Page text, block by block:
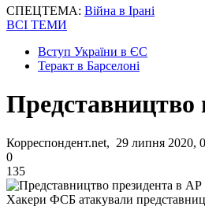
СПЕЦТЕМА: Війна в Ірані
ВСІ ТЕМИ
Вступ України в ЄС
Теракт в Барселоні
Представництво
Корреспондент.net, 29 липня 2020,
0
135
Хакери ФСБ атакували